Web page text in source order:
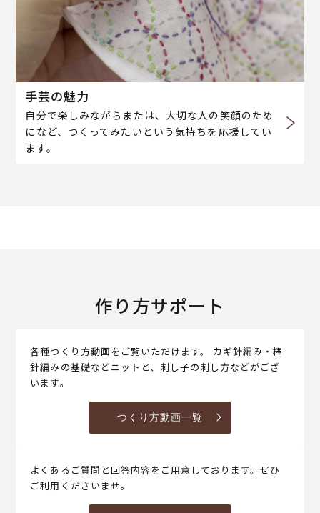
手芸の魅力
自分で楽しみながらまたは、大切な人の笑顔のため
になど、つくってみたいという気持ちを応援してい
ます。
作り方サポート
各種つくり方動画をご覧いただけます。 カギ針編み・棒
針編みの基礎などニットと、刺し子の刺し方などがござ
います。
つくり方動画一覧
よくあるご質問と回答内容をご用意しております。ぜひ
ご利用くださいませ。